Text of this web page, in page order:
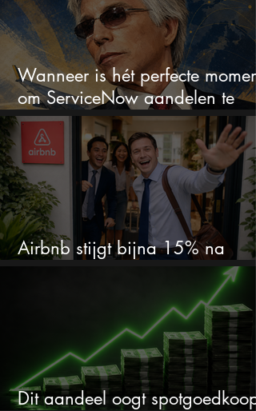
Wanneer is hét perfecte moment
om ServiceNow aandelen te
kopen?
Airbnb stijgt bijna 15% na
cijfers: vooral dit AI-cijfer valt op
Dit aandeel oogt spotgoedkoop